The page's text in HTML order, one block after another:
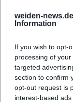
weiden-
Information
If you wish to opt-
processing of
targeted
section to confirm
opt-out request is
interest-based
3. Bräuwirt
Genießen Sie einen
Bräuwirt
Familie!
Festivals